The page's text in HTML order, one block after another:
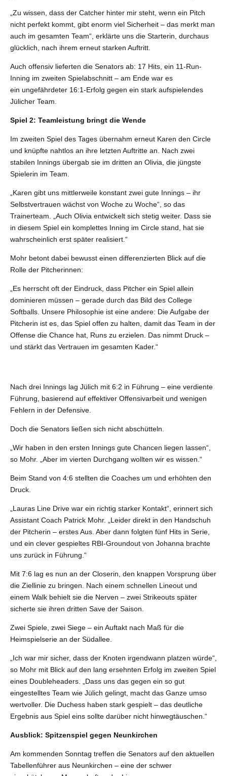
„Zu wissen, dass der Catcher hinter mir steht, wenn ein Pitch
nicht perfekt kommt, gibt enorm viel Sicherheit – das merkt man
auch im gesamten Team“, erklärte uns die Starterin, durchaus
glücklich, nach ihrem erneut starken Auftritt.
Auch offensiv lieferten die Senators ab: 17 Hits, ein 11-Run-
Inning im zweiten Spielabschnitt – am Ende war es
ein ungefährdeter 16:1-Erfolg gegen ein stark aufspielendes
Jülicher Team.
Spiel 2: Teamleistung bringt die Wende
Im zweiten Spiel des Tages übernahm erneut Karen den Circle
und knüpfte nahtlos an ihre letzten Auftritte an. Nach zwei
stabilen Innings übergab sie im dritten an Olivia, die jüngste
Spielerin im Team.
„Karen gibt uns mittlerweile konstant zwei gute Innings – ihr
Selbstvertrauen wächst von Woche zu Woche“, so das
Trainerteam. „Auch Olivia entwickelt sich stetig weiter. Dass sie
in diesem Spiel ein komplettes Inning im Circle stand, hat sie
wahrscheinlich erst später realisiert.“
Mohr betont dabei bewusst einen differenzierten Blick auf die
Rolle der Pitcherinnen:
„Es herrscht oft der Eindruck, dass Pitcher ein Spiel allein
dominieren müssen – gerade durch das Bild des College
Softballs. Unsere Philosophie ist eine andere: Die Aufgabe der
Pitcherin ist es, das Spiel offen zu halten, damit das Team in der
Offense die Chance hat, Runs zu erzielen. Das nimmt Druck –
und stärkt das Vertrauen im gesamten Kader.“
Nach drei Innings lag Jülich mit 6:2 in Führung – eine verdiente
Führung, basierend auf effektiver Offensivarbeit und wenigen
Fehlern in der Defensive.
Doch die Senators ließen sich nicht abschütteln.
„Wir haben in den ersten Innings gute Chancen liegen lassen“,
so Mohr. „Aber im vierten Durchgang wollten wir es wissen.“
Beim Stand von 4:6 stellten die Coaches um und erhöhten den
Druck.
„Lauras Line Drive war ein richtig starker Kontakt“, erinnert sich
Assistant Coach Patrick Mohr. „Leider direkt in den Handschuh
der Pitcherin – erstes Aus. Aber dann folgten fünf Hits in Serie,
und ein clever gespieltes RBI-Groundout von Johanna brachte
uns zurück in Führung.“
Mit 7:6 lag es nun an der Closerin, den knappen Vorsprung über
die Ziellinie zu bringen. Nach einem schnellen Lineout und
einem Walk behielt sie die Nerven – zwei Strikeouts später
sicherte sie ihren dritten Save der Saison.
Zwei Spiele, zwei Siege – ein Auftakt nach Maß für die
Heimspielserie an der Südallee.
„Ich war mir sicher, dass der Knoten irgendwann platzen würde“,
so Mohr mit Blick auf den lang ersehnten Erfolg im zweiten Spiel
eines Doubleheaders. „Dass uns das gegen ein so gut
eingestelltes Team wie Jülich gelingt, macht das Ganze umso
wertvoller. Die Duchess haben stark gespielt – das deutliche
Ergebnis aus Spiel eins sollte darüber nicht hinwegtäuschen.“
Ausblick: Spitzenspiel gegen Neunkirchen
Am kommenden Sonntag treffen die Senators auf den aktuellen
Tabellenführer aus Neunkirchen – eine der schwer